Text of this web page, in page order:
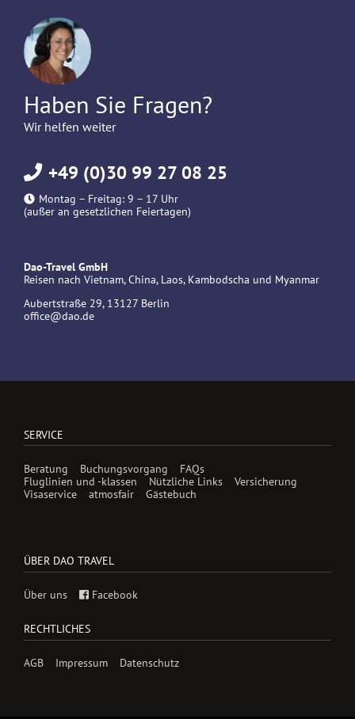
Haben Sie Fragen?
Wir helfen weiter
+49 (0)30 99 27 08 25
Montag – Freitag: 9 – 17 Uhr
(außer an gesetzlichen Feiertagen)
Dao-Travel GmbH
Reisen nach Vietnam, China, Laos, Kambodscha und Myanmar
Aubertstraße 29, 13127 Berlin
office@dao.de
SERVICE
Beratung Buchungsvorgang
FAQs
Fluglinien und -klassen
Nützliche Links
Versicherung
Visaservice
atmosfair Gästebuch
ÜBER DAO TRAVEL
Über uns Facebook
RECHTLICHES
AGB Impressum Datenschutz